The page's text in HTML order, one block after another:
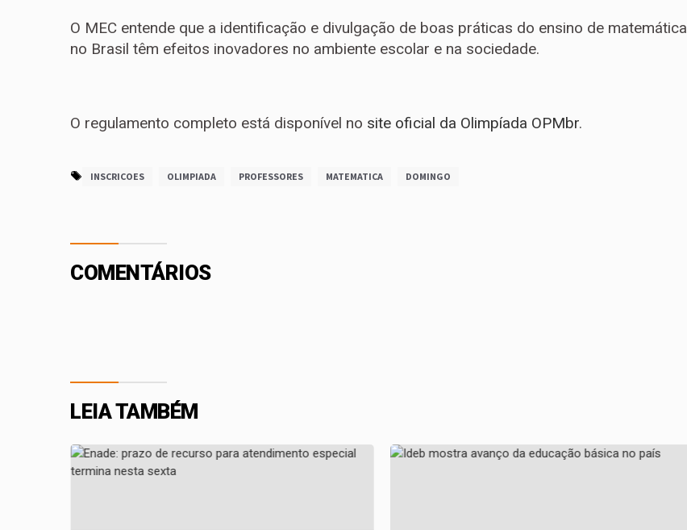
O MEC entende que a identificação e divulgação de boas práticas do ensino de matemática
no Brasil têm efeitos inovadores no ambiente escolar e na sociedade.
O regulamento completo está disponível no site oficial da Olimpíada OPMbr.
INSCRICOES OLIMPIADA PROFESSORES MATEMATICA DOMINGO
COMENTÁRIOS
LEIA TAMBÉM